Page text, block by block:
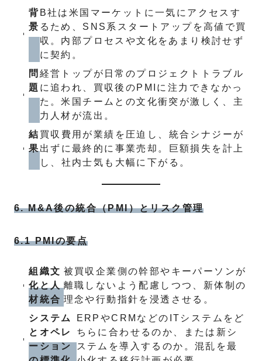
背
景
B社は米国マーケットに一気にアクセスす
るため、SNS系スタートアップを高値で買
収。内部プロセスや文化をあまり検討せず
に契約。
問
題
経営トップが日常のプロジェクトトラブル
に追われ、買収後のPMIに注力できなかっ
た。米国チームとの文化衝突が激しく、主
力人材が流出。
結
果
買収費用が業績を圧迫し、統合シナジーが
出ずに最終的に事業売却。巨額損失を計上
し、社内士気も大幅に下がる。
6. M&A後の統合（PMI）とリスク管理
6.1 PMIの要点
組織文
化と人
材統合
被買収企業側の幹部やキーパーソンが
離職しないよう配慮しつつ、新体制の
理念や行動指針を浸透させる。
システム
とオペレ
ーション
ERPやCRMなどのITシステムをど
ちらに合わせるのか、または新シ
ステムを導入するのか。混乱を最